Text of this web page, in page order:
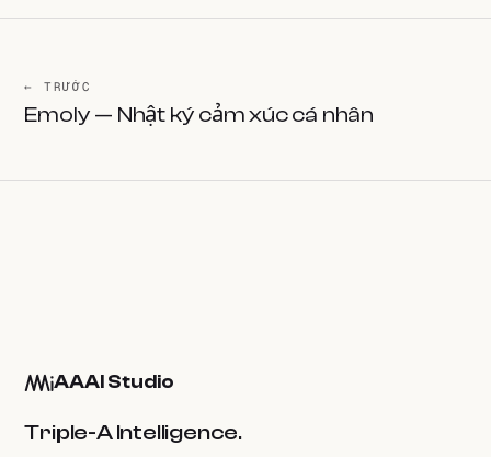
← TRƯỚC
Emoly — Nhật ký cảm xúc cá nhân
AAAI Studio
Triple-A Intelligence.